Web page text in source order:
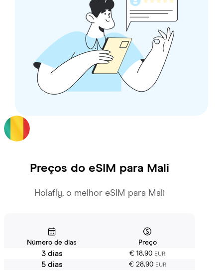
Preços do eSIM para Mali
Holafly, o melhor eSIM para Mali
Número de dias Preço
3 dias € 18,90 EUR
5 dias € 28,90 EUR